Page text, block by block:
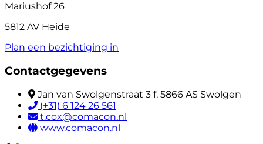
Mariushof 26
5812 AV Heide
Plan een bezichtiging in
Contactgegevens
Jan van Swolgenstraat 3 f, 5866 AS Swolgen
(+31) 6 124 26 561
t.cox@comacon.nl
www.comacon.nl